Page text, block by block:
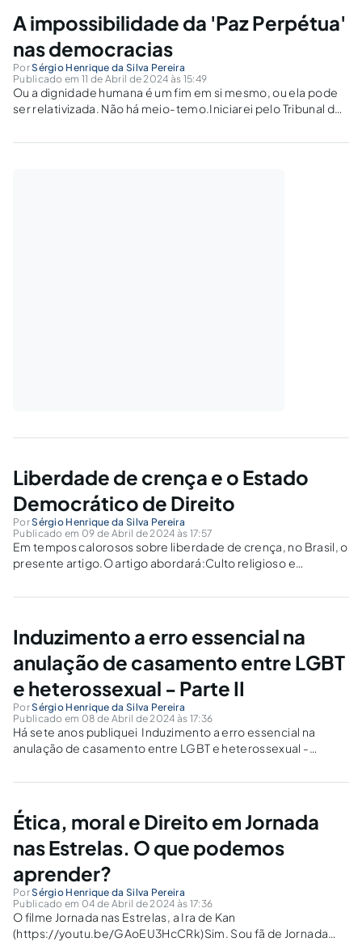
A impossibilidade da 'Paz Perpétua'
nas democracias
PorSérgio Henrique da Silva Pereira
Publicado em 11 de Abril de 2024 às 15:49
Ou a dignidade humana é um fim em si mesmo, ou ela pode
ser relativizada. Não há meio-temo.Iniciarei pelo Tribunal de
de uma nova política internacional [Direito Internacional
Liberdade de crença e o Estado
Democrático de Direito
PorSérgio Henrique da Silva Pereira
Publicado em 09 de Abril de 2024 às 17:57
Em tempos calorosos sobre liberdade de crença, no Brasil, o
presente artigo.O artigo abordará:Culto religioso e
perturbação do sossego;Uso de logradouro público para
de crença e imunidade...
Induzimento a erro essencial na
anulação de casamento entre LGBT
e heterossexual - Parte II
PorSérgio Henrique da Silva Pereira
Publicado em 08 de Abril de 2024 às 17:36
Há sete anos publiquei Induzimento a erro essencial na
anulação de casamento entre LGBT e heterossexual -
Direito, então, é uma manifestação da espécie humana. Não
Ética, moral e Direito em Jornada
nas Estrelas. O que podemos
aprender?
PorSérgio Henrique da Silva Pereira
Publicado em 04 de Abril de 2024 às 17:36
O filme Jornada nas Estrelas, a Ira de Kan
(https://youtu.be/GAoEU3HcCRk)Sim. Sou fã de Jornada